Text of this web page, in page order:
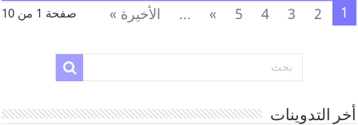
صفحة 1 من 10 1
2
3
4
5
»
... الأخيرة »
أخر التدوينات